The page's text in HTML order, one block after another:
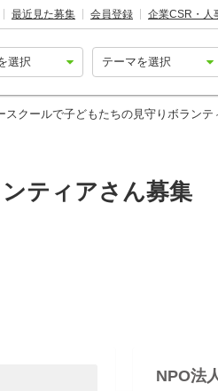
最近見た募集 会員登録 企業CSR・人
スクールで子どもたちの見守りボランテ
ティアさん募集
NPO法